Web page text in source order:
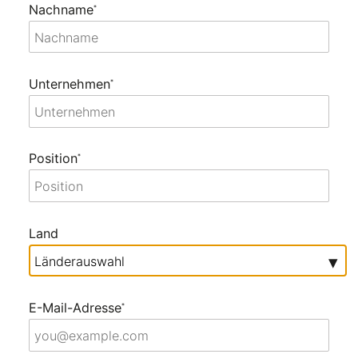
Nachname*
Unternehmen*
Position*
Land
▾
E-Mail-Adresse*